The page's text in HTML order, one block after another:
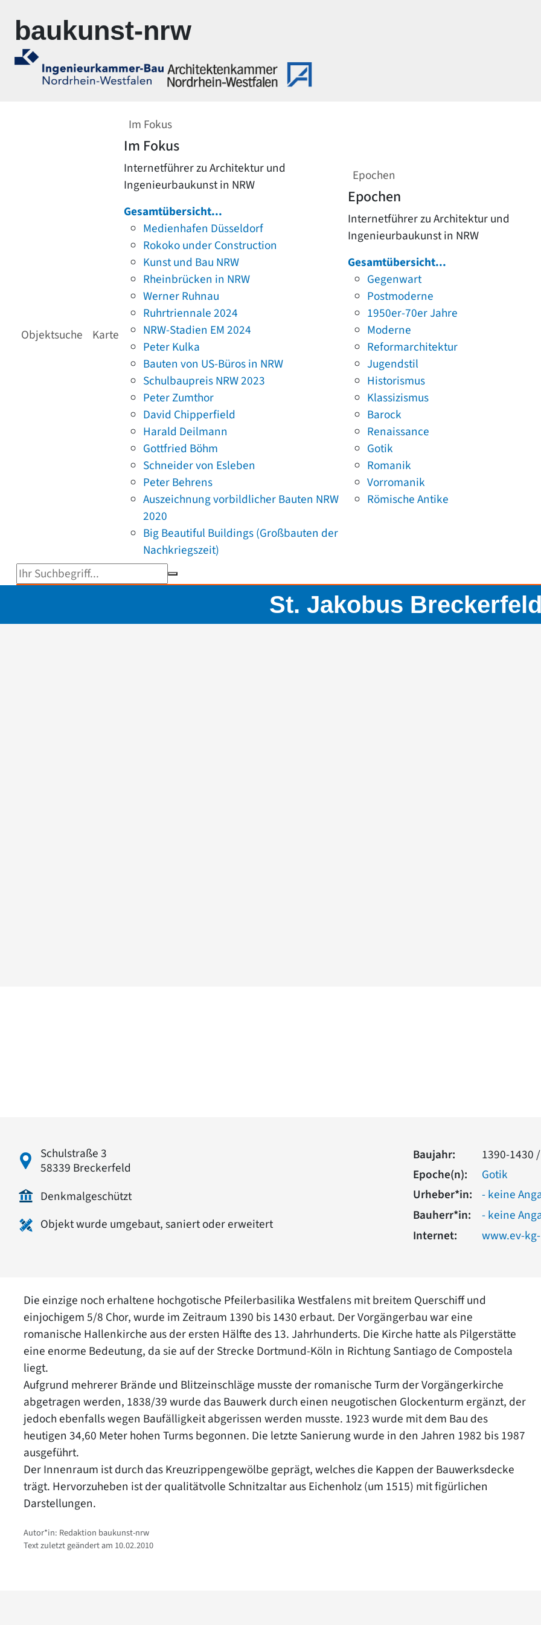
baukunst-nrw
Objektsuche Karte
Im Fokus
Im Fokus
Internetführer zu Architektur und
Ingenieurbaukunst in NRW
Gesamtübersicht...
Medienhafen Düsseldorf
Rokoko under Construction
Kunst und Bau NRW
Rheinbrücken in NRW
Werner Ruhnau
Ruhrtriennale 2024
NRW-Stadien EM 2024
Peter Kulka
Bauten von US-Büros in NRW
Schulbaupreis NRW 2023
Peter Zumthor
David Chipperfield
Harald Deilmann
Gottfried Böhm
Schneider von Esleben
Peter Behrens
Auszeichnung vorbildlicher Bauten NRW
2020
Big Beautiful Buildings (Großbauten der
Nachkriegszeit)
Epochen
Epochen
Internetführer zu Architektur und
Ingenieurbaukunst in NRW
Gesamtübersicht...
Gegenwart
Postmoderne
1950er-70er Jahre
Moderne
Reformarchitektur
Jugendstil
Historismus
Klassizismus
Barock
Renaissance
Gotik
Romanik
Vorromanik
Römische Antike
Suchbegriff eingeben
St. Jakobus
Schulstraße 3
58339 Breckerfeld
Denkmalgeschützt
Objekt wurde umgebaut, saniert oder erweitert
Baujahr:
1390-1430
Epoche(n):
Gotik
Urheber*in:
- keine
Bauherr*in:
- keine
Internet:
www.ev-
Die einzige noch erhaltene hochgotische Pfeilerbasilika Westfalens mit breitem Querschiff und
einjochigem 5/8 Chor, wurde im Zeitraum 1390 bis 1430 erbaut. Der Vorgängerbau war eine
romanische Hallenkirche aus der ersten Hälfte des 13. Jahrhunderts. Die Kirche hatte als Pilgerstätte
eine enorme Bedeutung, da sie auf der Strecke Dortmund-Köln in Richtung Santiago de Compostela
liegt.
Aufgrund mehrerer Brände und Blitzeinschläge musste der romanische Turm der Vorgängerkirche
abgetragen werden, 1838/39 wurde das Bauwerk durch einen neugotischen Glockenturm ergänzt, der
jedoch ebenfalls wegen Baufälligkeit abgerissen werden musste. 1923 wurde mit dem Bau des
heutigen 34,60 Meter hohen Turms begonnen. Die letzte Sanierung wurde in den Jahren 1982 bis 1987
ausgeführt.
Der Innenraum ist durch das Kreuzrippengewölbe geprägt, welches die Kappen der Bauwerksdecke
trägt. Hervorzuheben ist der qualitätvolle Schnitzaltar aus Eichenholz (um 1515) mit figürlichen
Darstellungen.
Autor*in: Redaktion baukunst-nrw
Text zuletzt geändert am 10.02.2010